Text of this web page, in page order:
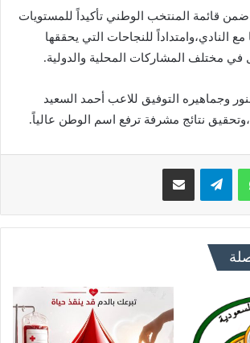
ضمن قائمة المنتخب الوطني تأكيداً للمستويات
النادي،وامتداداً للنجاحات التي يحققها
في مختلف المشاركات المحلية والدولية.
وجماهيره التوفيق للاعب أحمد السعيد
نتائج مشرفة ترفع اسم الوطن عالياً.
واتساب تيلقرام